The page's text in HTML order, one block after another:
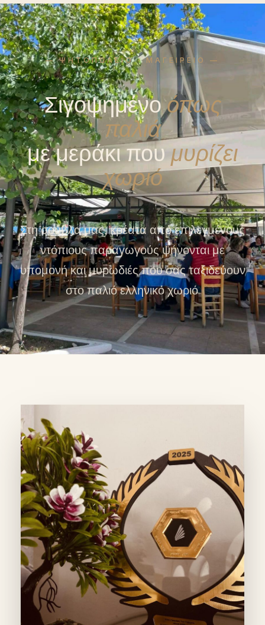
— ΨΗΤΟΠΩΛΕΙΟ · ΜΑΓΕΙΡΕΙΟ —
Σιγοψημένοόπως
παλιά
με μεράκι πουμυρίζει
χωριό
Στη σούβλα μας, κρέατα από επιλεγμένους
ντόπιους παραγωγούς ψήνονται με
υπομονή και μυρωδιές που σας ταξιδεύουν
στο παλιό ελληνικό χωριό.